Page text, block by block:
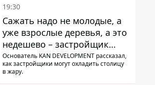
19:30
Сажать надо не молодые, а
уже взрослые деревья, а это
недешево – застройщик
Никонов
Основатель KAN DEVELOPMENT рассказал,
как застройщики могут охладить столицу
в жару.